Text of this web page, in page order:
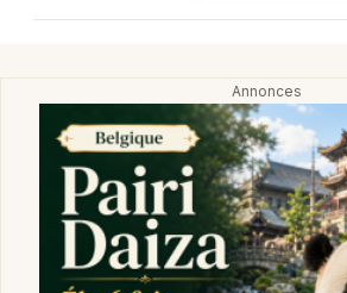
Sports dans l' Aisne
Sports en Picardie
Sports dans les Hauts-de-France